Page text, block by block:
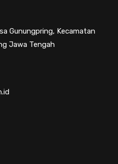
Gunungpring, Kecamatan
Jawa Tengah